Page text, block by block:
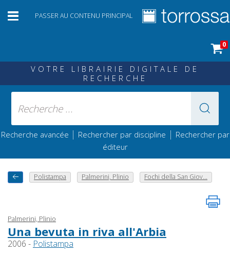
PASSER AU CONTENU PRINCIPAL
0
VOTRE LIBRAIRIE DIGITALE DE
RECHERCHE
Recherche avancée | Rechercher par discipline | Rechercher par
éditeur
Polistampa Palmerini, Plinio Fochi della San Giov...
Palmerini, Plinio
Una bevuta in riva all'Arbia
2006 - Polistampa